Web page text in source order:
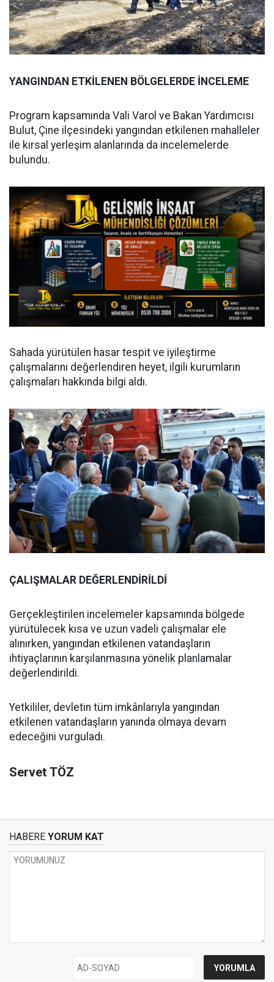
YANGINDAN ETKİLENEN BÖLGELERDE İNCELEME
Program kapsamında Vali Varol ve Bakan Yardımcısı
Bulut, Çine ilçesindeki yangından etkilenen mahalleler
ile kırsal yerleşim alanlarında da incelemelerde
bulundu.
Sahada yürütülen hasar tespit ve iyileştirme
çalışmalarını değerlendiren heyet, ilgili kurumların
çalışmaları hakkında bilgi aldı.
ÇALIŞMALAR DEĞERLENDİRİLDİ
Gerçekleştirilen incelemeler kapsamında bölgede
yürütülecek kısa ve uzun vadeli çalışmalar ele
alınırken, yangından etkilenen vatandaşların
ihtiyaçlarının karşılanmasına yönelik planlamalar
değerlendirildi.
Yetkililer, devletin tüm imkânlarıyla yangından
etkilenen vatandaşların yanında olmaya devam
edeceğini vurguladı.
Servet TÖZ
HABERE YORUM KAT